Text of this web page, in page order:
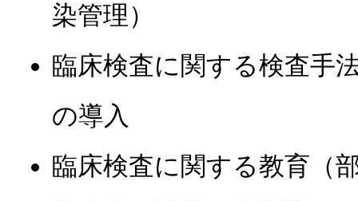
染管理）
臨床検査に関する検査手
の導入
臨床検査に関する教育（